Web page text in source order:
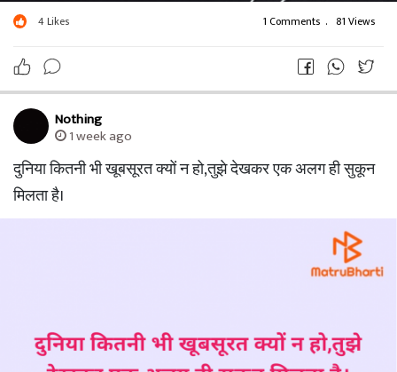
4Likes 1 Comments . 81 Views
Nothing
1 week ago
दुनिया कितनी भी खूबसूरत क्यों न हो,तुझे देखकर एक अलग ही सुकून
मिलता है।